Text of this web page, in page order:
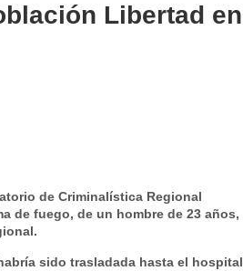
Libertad en
de Criminalística Regional
de fuego, de un hombre de 23 años,
sido trasladada hasta el hospital